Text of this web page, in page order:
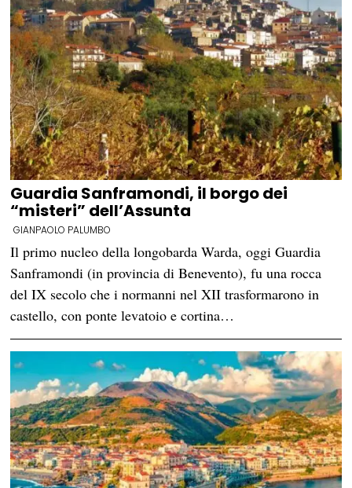
Guardia Sanframondi, il borgo dei
“misteri” dell’Assunta
GIANPAOLO PALUMBO
Il primo nucleo della longobarda Warda, oggi Guardia
Sanframondi (in provincia di Benevento), fu una rocca
del IX secolo che i normanni nel XII trasformarono in
castello, con ponte levatoio e cortina…